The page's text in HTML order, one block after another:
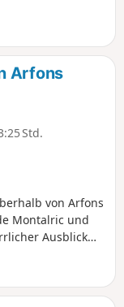
Arfons
Std.
von Arfons
Montalric und
Ausblick